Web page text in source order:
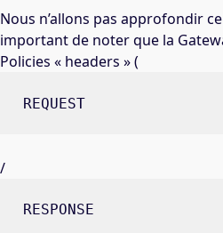
Nous n’allons pas approfondir
important de noter que la
Policies « headers » (
REQUEST
/
RESPONSE